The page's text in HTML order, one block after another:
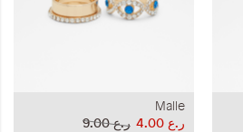
Malle
ر.ع 9.00
ر.ع 4.00